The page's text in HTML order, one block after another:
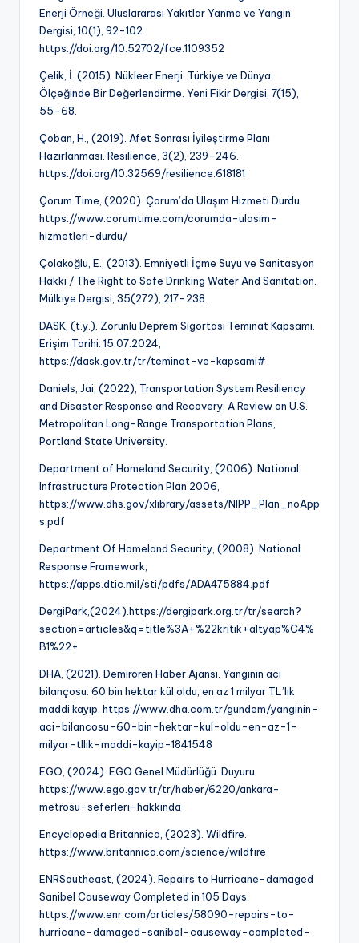
Enerji Örneği. Uluslararası Yakıtlar Yanma ve Yangın
Dergisi, 10(1), 92-102.
https://doi.org/10.52702/fce.1109352
Çelik, İ. (2015). Nükleer Enerji: Türkiye ve Dünya
Ölçeğinde Bir Değerlendirme. Yeni Fikir Dergisi, 7(15),
55-68.
Çoban, H., (2019). Afet Sonrası İyileştirme Planı
Hazırlanması. Resilience, 3(2), 239-246.
https://doi.org/10.32569/resilience.618181
Çorum Time, (2020). Çorum’da Ulaşım Hizmeti Durdu.
https://www.corumtime.com/corumda-ulasim-
hizmetleri-durdu/
Çolakoğlu, E., (2013). Emniyetli İçme Suyu ve Sanitasyon
Hakkı / The Right to Safe Drinking Water And Sanitation.
Mülkiye Dergisi, 35(272), 217-238.
DASK, (t.y.). Zorunlu Deprem Sigortası Teminat Kapsamı.
Erişim Tarihi: 15.07.2024,
https://dask.gov.tr/tr/teminat-ve-kapsami#
Daniels, Jai, (2022), Transportation System Resiliency
and Disaster Response and Recovery: A Review on U.S.
Metropolitan Long-Range Transportation Plans,
Portland State University.
Department of Homeland Security, (2006). National
Infrastructure Protection Plan 2006,
https://www.dhs.gov/xlibrary/assets/NIPP_Plan_noApp
s.pdf
Department Of Homeland Security, (2008). National
Response Framework,
https://apps.dtic.mil/sti/pdfs/ADA475884.pdf
DergiPark,(2024).https://dergipark.org.tr/tr/search?
section=articles&q=title%3A+%22kritik+altyap%C4%
B1%22+
DHA, (2021). Demirören Haber Ajansı. Yangının acı
bilançosu: 60 bin hektar kül oldu, en az 1 milyar TL’lik
maddi kayıp. https://www.dha.com.tr/gundem/yanginin-
aci-bilancosu-60-bin-hektar-kul-oldu-en-az-1-
milyar-tllik-maddi-kayip-1841548
EGO, (2024). EGO Genel Müdürlüğü. Duyuru.
https://www.ego.gov.tr/tr/haber/6220/ankara-
metrosu-seferleri-hakkinda
Encyclopedia Britannica, (2023). Wildfire.
https://www.britannica.com/science/wildfire
ENRSoutheast, (2024). Repairs to Hurricane-damaged
Sanibel Causeway Completed in 105 Days.
https://www.enr.com/articles/58090-repairs-to-
hurricane-damaged-sanibel-causeway-completed-